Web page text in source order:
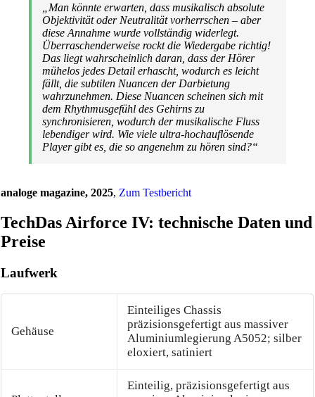
„Man könnte erwarten, dass musikalisch absolute
Objektivität oder Neutralität vorherrschen – aber
diese Annahme wurde vollständig widerlegt.
Überraschenderweise rockt die Wiedergabe richtig!
Das liegt wahrscheinlich daran, dass der Hörer
mühelos jedes Detail erhascht, wodurch es leicht
fällt, die subtilen Nuancen der Darbietung
wahrzunehmen. Diese Nuancen scheinen sich mit
dem Rhythmusgefühl des Gehirns zu
synchronisieren, wodurch der musikalische Fluss
lebendiger wird. Wie viele ultra-hochauflösende
Player gibt es, die so angenehm zu hören sind?“
analoge magazine, 2025, Zum Testbericht
TechDas Airforce IV: technische Daten und
Preise
Laufwerk
Gehäuse
Einteiliges Chassis
präzisionsgefertigt aus massiver
Aluminiumlegierung A5052; silber
eloxiert, satiniert
Einteilig, präzisionsgefertigt aus